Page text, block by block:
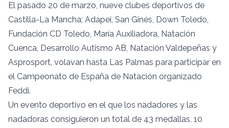
El pasado 20 de marzo, nueve clubes deportivos de
Castilla-La Mancha; Adapei, San Ginés, Down Toledo,
Fundación CD Toledo, María Auxiliadora, Natación
Cuenca, Desarrollo Autismo AB, Natación Valdepeñas y
Asprosport, volavan hasta Las Palmas para participar en
el Campeonato de España de Natación organizado
Feddi.
Un evento deportivo en el que los nadadores y las
nadadoras consiguieron un total de 43 medallas, 10